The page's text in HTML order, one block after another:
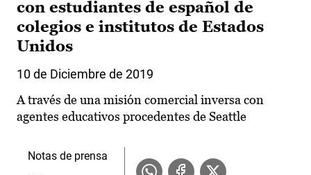
con estudiantes de español de
colegios e institutos de Estados
Unidos
10 de Diciembre de 2019
A través de una misión comercial inversa con
agentes educativos procedentes de Seattle
Notas de prensa